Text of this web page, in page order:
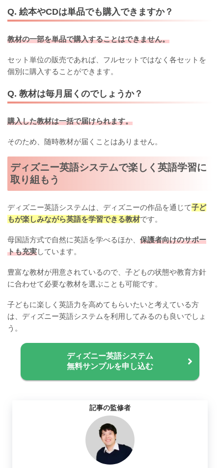
Q. 絵本やCDは単品でも購入できますか？
教材の一部を単品で購入することはできません。
セット単位の販売であれば、フルセットではなく各セットを
個別に購入することができます。
Q. 教材は毎月届くのでしょうか？
購入した教材は一括で届けられます。
そのため、随時教材が届くことはありません。
ディズニー英語システムで楽しく英語学習に
取り組もう
ディズニー英語システムは、ディズニーの作品を通じて子ど
もが楽しみながら英語を学習できる教材です。
母国語方式で自然に英語を学べるほか、 保護者向けのサポー
トも充実しています。
豊富な教材が用意されているので、子どもの状態や教育方針
に合わせて必要な教材を選ぶことも可能です。
子どもに楽しく英語力を高めてもらいたいと考えている方
は、ディズニー英語システムを利用してみるのも良いでしょ
う。
ディズニー英語システム
無料サンプルを申し込む
記事の監修者